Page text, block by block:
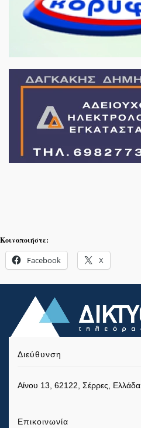
Κοινοποιήστε:
Facebook X
Διεύθυνση
Αίνου 13, 62122, Σέρρες, Ελλάδα
Επικοινωνία